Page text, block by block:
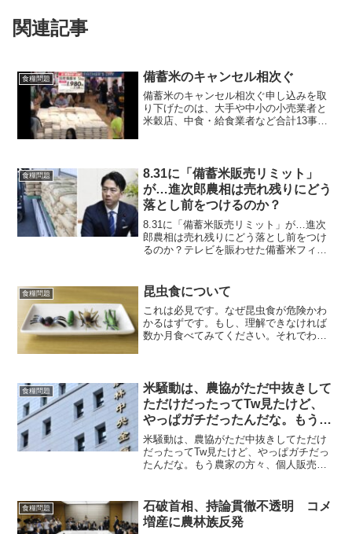
関連記事
食糧問題 備蓄米のキャンセル相次ぐ
備蓄米のキャンセル相次ぐ申し込みを取
り下げたのは、大手や中小の小売業者と
米穀店、中食・給食業者など合計13事業
者からキャン...
食糧問題
8.31に「備蓄米販売リミット」
が…進次郎農相は売れ残りにどう
落とし前をつけるのか？
8.31に「備蓄米販売リミット」が…進次
郎農相は売れ残りにどう落とし前をつけ
るのか？テレビを賑わせた備蓄米フィー
売れ残っている。日刊ゲンダイ記者が先
週土曜夜8時過ぎに都...
食糧問題 昆虫食について
これは必見です。なぜ昆虫食が危険かわ
かるはずです。もし、理解できなければ
数か月食べてみてください。それでわか
食糧問題
米騒動は、農協がただ中抜きして
ただけだったってTw見たけど、
やっぱガチだったんだな。もう農
家の方々、個人販売した方が良い
よ。
米騒動は、農協がただ中抜きしてただけ
だったってTw見たけど、やっぱガチだっ
たんだな。もう農家の方々、個人販売し
た？阿修羅掲示板より＜転載開始＞投稿
者 イワツバメ 日時 ...
食糧問題
石破首相、持論貫徹不透明 コメ
増産に農林族反発